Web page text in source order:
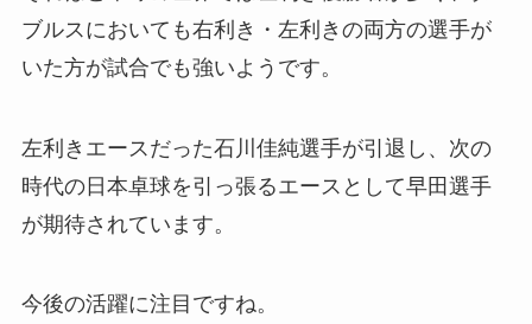
ブルスにおいても右利き・左利きの両方の選手が
いた方が試合でも強いようです。
左利きエースだった石川佳純選手が引退し、次の
時代の日本卓球を引っ張るエースとして早田選手
が期待されています。
今後の活躍に注目ですね。